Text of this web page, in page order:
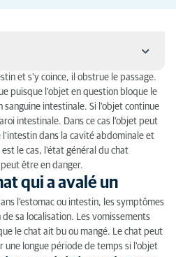
a avalé un corps étranger
si son chat a avalé un
?
d'un chat qui a avalé
et s'y coince, il obstrue le passage.
puisque l'objet en question bloque le
intestinale. Si l'objet continue
intestinale. Dans ce cas l'objet peut
dans la cavité abdominale et
le cas, l'état général du chat
être en danger.
qui a avalé un
l’estomac ou intestin, les symptômes
sa localisation. Les vomissements
le chat ait bu ou mangé. Le chat peut
une longue période de temps si l'objet